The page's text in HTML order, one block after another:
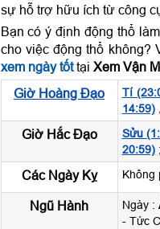
sự hỗ trợ hữu ích từ công
Bạn có ý định động thổ
cho việc động thổ không?
xem ngày tốttại Xem Vận
Giờ Hoàng Đạo
Tí
14:59)
Giờ Hắc Đạo Sửu
20:59);
Các Ngày Kỵ Không
Ngũ Hành Ngày :
- Tức